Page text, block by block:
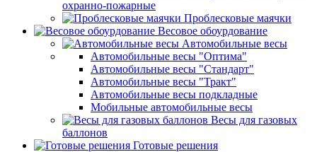
охранно-пожарные
Проблесковые маячки
Весовое обоурдование
Автомобильные весы
Автомобильные весы "Оптима"
Автомобильные весы "Стандарт"
Автомобильные весы "Тракт"
Автомобильные весы подкладные
Мобильные автомобильные весы
Весы для газовых
баллонов
Готовые решения